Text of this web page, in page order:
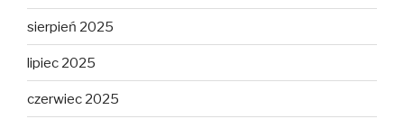
sierpień 2025
lipiec 2025
czerwiec 2025